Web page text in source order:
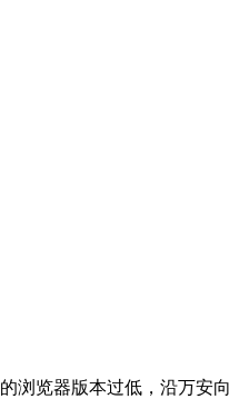
浏览器版本过低，沿万安